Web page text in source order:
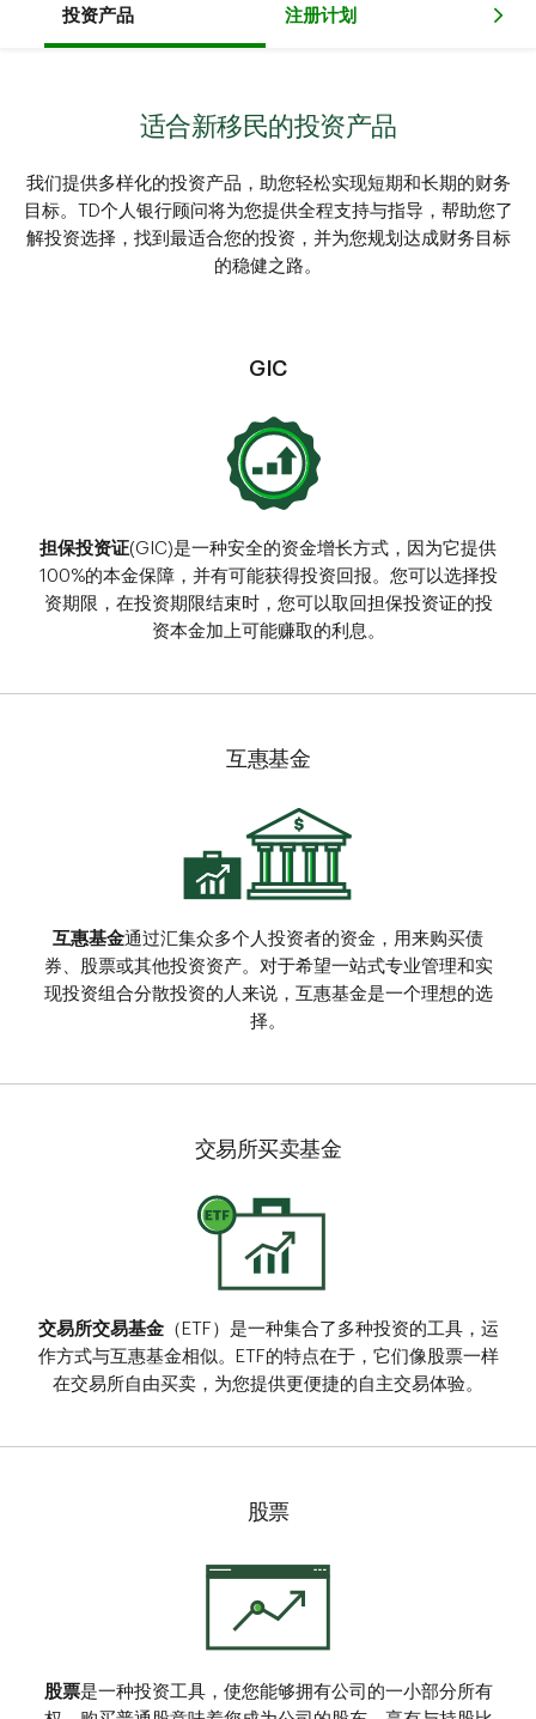
投资产品 注册计划
适合新移民的投资产品
我们提供多样化的投资产品，助您轻松实现短期和长期的财务
目标。TD个人银行顾问将为您提供全程支持与指导，帮助您了
解投资选择，找到最适合您的投资，并为您规划达成财务目标
的稳健之路。
GIC
担保投资证(GIC)是一种安全的资金增长方式，因为它提供
100%的本金保障，并有可能获得投资回报。您可以选择投
资期限，在投资期限结束时，您可以取回担保投资证的投
资本金加上可能赚取的利息。
互惠基金
互惠基金通过汇集众多个人投资者的资金，用来购买债
券、股票或其他投资资产。对于希望一站式专业管理和实
现投资组合分散投资的人来说，互惠基金是一个理想的选
择。
交易所买卖基金
交易所交易基金（ETF）是一种集合了多种投资的工具，运
作方式与互惠基金相似。ETF的特点在于，它们像股票一样
在交易所自由买卖，为您提供更便捷的自主交易体验。
股票
股票是一种投资工具，使您能够拥有公司的一小部分所有